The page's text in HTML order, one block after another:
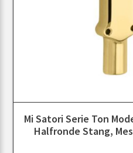
Mi Satori Serie Ton
Halfronde Stang,